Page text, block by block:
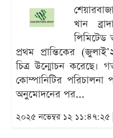
খান
লিমিটেড
প্রথম প্রান্তিকের
চিত্র উন্মোচন করেছে।
কোম্পানিটির পরিচালনা
অনুমোদনের পর...
২০২৫ নভেম্বর ১২